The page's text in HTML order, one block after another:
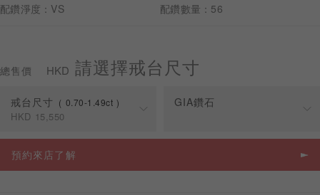
配鑽淨度：VS
配鑽數量：56
總售價 HKD 請選擇戒台尺寸
戒台尺寸 0.70-1.49ct
HKD 15,550
克拉 戒台價格
0.70-1.49ct HKD 15,550
GIA鑽石
預約來店了解